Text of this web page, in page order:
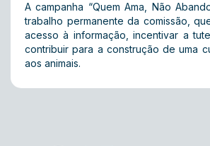
A campanha “Quem Ama, Não
trabalho permanente da comissão,
acesso à informação, incentivar a
contribuir para a construção de uma
aos animais.